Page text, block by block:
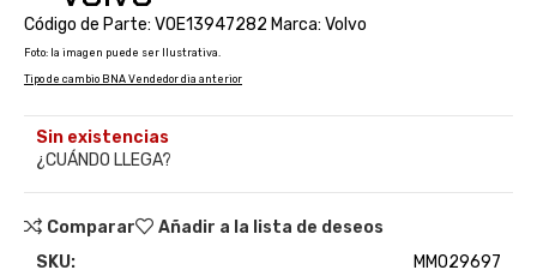
Código de Parte: VOE13947282 Marca: Volvo
Foto: la imagen puede ser Ilustrativa.
Tipo de cambio BNA Vendedor dia anterior
Sin existencias
¿CUÁNDO LLEGA?
Comparar
Añadir a la lista de deseos
SKU:
MM029697